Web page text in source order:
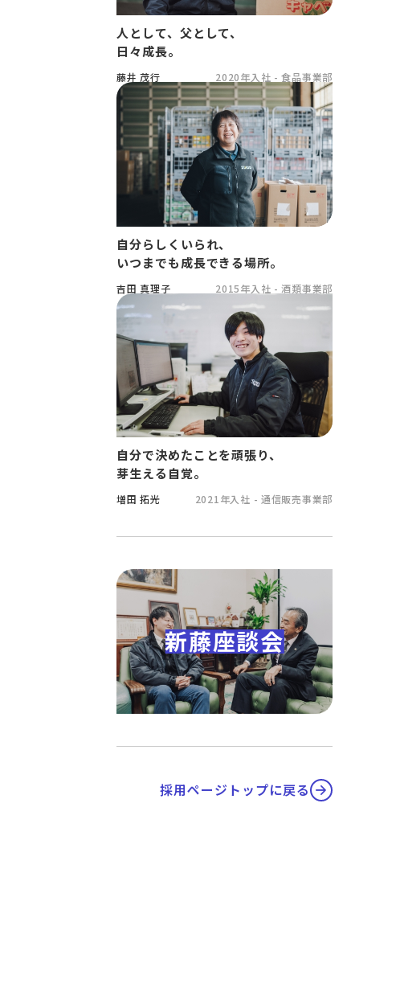
人として、父として、
日々成長。
藤井 茂行 2020年入社 - 食品事業部
自分らしくいられ、
いつまでも成長できる場所。
吉田 真理子 2015年入社 - 酒類事業部
自分で決めたことを頑張り、
芽生える自覚。
増田 拓光 2021年入社 - 通信販売事業部
新藤座談会
採用ページトップに戻る